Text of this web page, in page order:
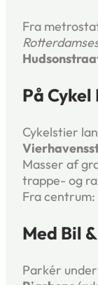
Fra
På
Cykelstier
Masser af
trappe- og
Fra centrum:
Med Bil
Parkér